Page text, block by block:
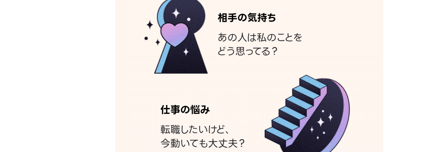
相手の気持ち
あの人は私のことを
どう思ってる？
仕事の悩み
転職したいけど、
今動いても大丈夫？